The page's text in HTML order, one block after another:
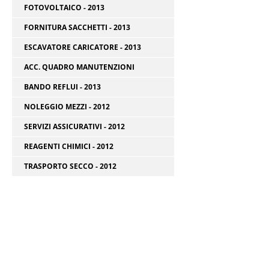
FOTOVOLTAICO - 2013
FORNITURA SACCHETTI - 2013
ESCAVATORE CARICATORE - 2013
ACC. QUADRO MANUTENZIONI
BANDO REFLUI - 2013
NOLEGGIO MEZZI - 2012
SERVIZI ASSICURATIVI - 2012
REAGENTI CHIMICI - 2012
TRASPORTO SECCO - 2012